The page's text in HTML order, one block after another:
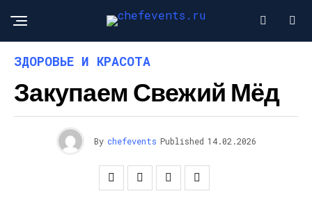
ЗДОРОВЬЕ И КРАСОТА
Закупаем Свежий Мёд
By chefevents Published 14.02.2026